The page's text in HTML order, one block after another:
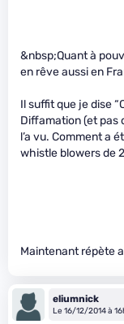
&nbsp;Quant à
en rêve aussi en
Il suffit que je dise
Diffamation (et pas
l’a vu. Comment a
whistle blowers de
Maintenant répète
eliumnick
Le 16/12/2014 à